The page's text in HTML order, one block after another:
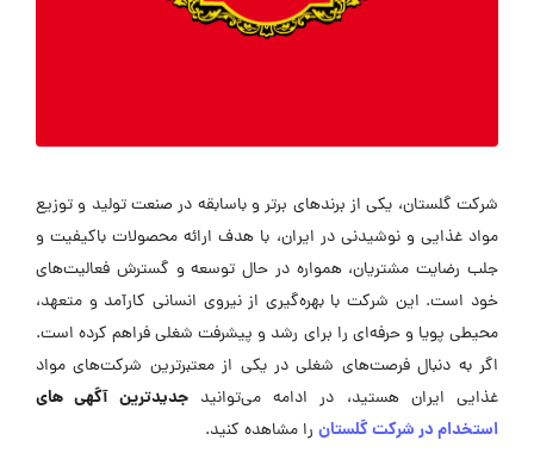
شرکت گلستان، یکی از برندهای برتر و باسابقه در صنعت تولید و توزیع
مواد غذایی و نوشیدنی در ایران، با هدف ارائه محصولات باکیفیت و
جلب رضایت مشتریان، همواره در حال توسعه و گسترش فعالیت‌های
خود است. این شرکت با بهره‌گیری از نیروی انسانی کارآمد و متعهد،
محیطی پویا و حرفه‌ای را برای رشد و پیشرفت شغلی فراهم کرده است.
اگر به دنبال فرصت‌های شغلی در یکی از معتبرترین شرکت‌های مواد
غذایی ایران هستید، در ادامه می‌توانیدجدیدترین آگهی های
استخدام در شرکت گلستان را مشاهده کنید.